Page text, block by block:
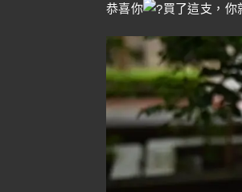
恭喜你
買了這支，你